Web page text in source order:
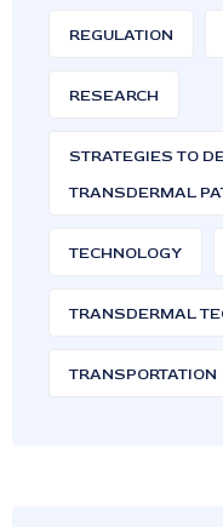
REGULATION
RESEARCH
STRATEGIES TO
TRANSDERMAL
TECHNOLOGY
TRANSDERMAL
TRANSPORTATION